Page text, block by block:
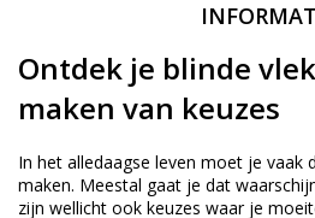
Ontdek je blinde
maken van keuzes
In het alledaagse leven moet je vaak
maken. Meestal gaat je dat
zijn wellicht ook keuzes waar je